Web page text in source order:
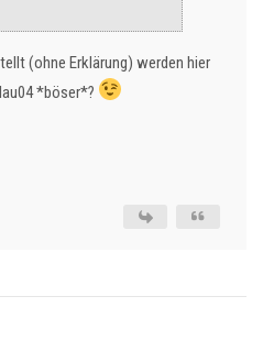
(ohne Erklärung) werden hier
*böser*?